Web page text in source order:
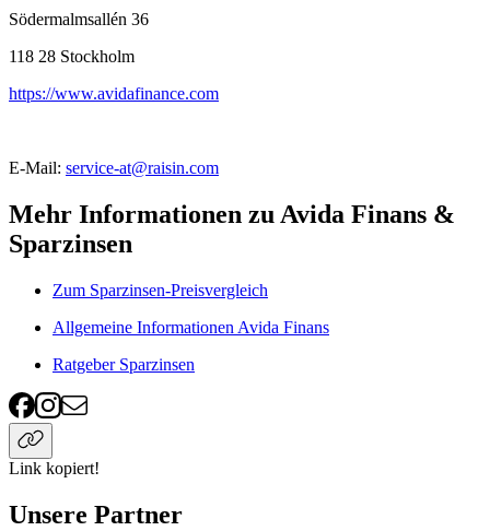
Södermalmsallén 36
118 28 Stockholm
https://www.avidafinance.com
E-Mail: service-at@raisin.com
Mehr Informationen zu Avida Finans &
Sparzinsen
Zum Sparzinsen-Preisvergleich
Allgemeine Informationen Avida Finans
Ratgeber Sparzinsen
Link kopiert!
Unsere Partner